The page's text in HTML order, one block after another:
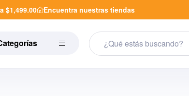
$1,499.00 Encuentra nuestras tiendas